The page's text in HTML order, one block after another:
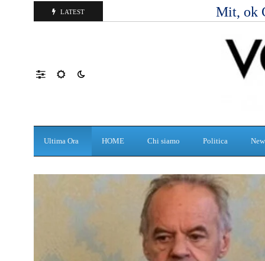
LATEST Mit, ok
Ultima Ora HOME Chi siamo Politica